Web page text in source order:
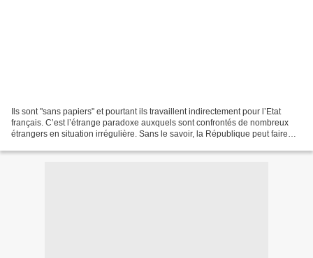
Ils sont "sans papiers" et pourtant ils travaillent indirectement pour l’Etat
français. C’est l’étrange paradoxe auxquels sont confrontés de nombreux
étrangers en situation irrégulière. Sans le savoir, la République peut faire